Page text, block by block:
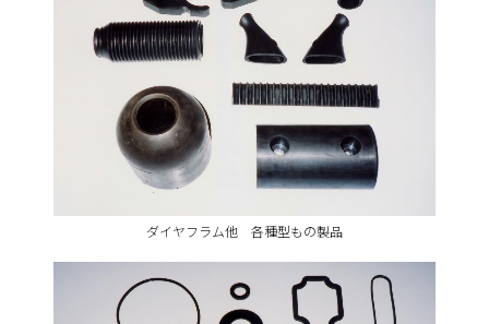
ダイヤフラム他 各種型もの製品